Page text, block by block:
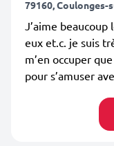
79160, Coulonges-
J’aime beaucoup
eux et.c. je suis
m’en occuper
pour s’amuser